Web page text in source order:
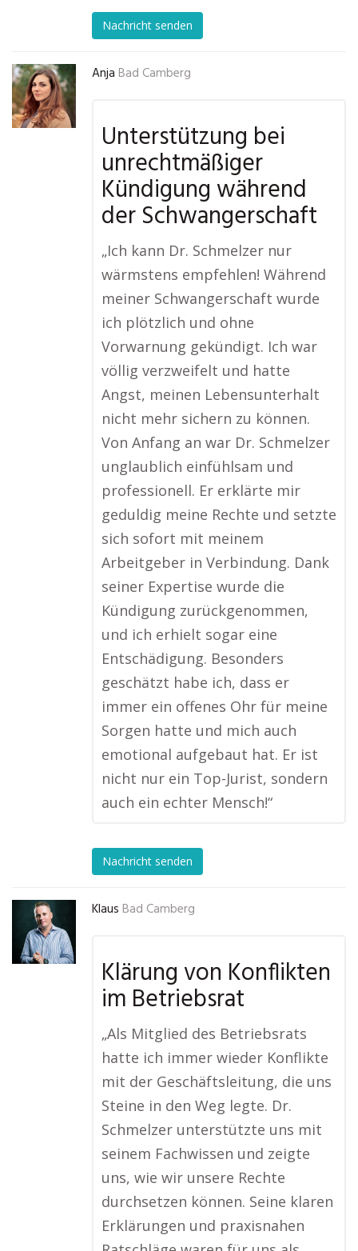
Nachricht senden
Anja Bad Camberg
Unterstützung bei
unrechtmäßiger
Kündigung während
der Schwangerschaft
„Ich kann Dr. Schmelzer nur
wärmstens empfehlen! Während
meiner Schwangerschaft wurde
ich plötzlich und ohne
Vorwarnung gekündigt. Ich war
völlig verzweifelt und hatte
Angst, meinen Lebensunterhalt
nicht mehr sichern zu können.
Von Anfang an war Dr. Schmelzer
unglaublich einfühlsam und
professionell. Er erklärte mir
geduldig meine Rechte und setzte
sich sofort mit meinem
Arbeitgeber in Verbindung. Dank
seiner Expertise wurde die
Kündigung zurückgenommen,
und ich erhielt sogar eine
Entschädigung. Besonders
geschätzt habe ich, dass er
immer ein offenes Ohr für meine
Sorgen hatte und mich auch
emotional aufgebaut hat. Er ist
nicht nur ein Top-Jurist, sondern
auch ein echter Mensch!“
Nachricht senden
Klaus Bad Camberg
Klärung von Konflikten
im Betriebsrat
„Als Mitglied des Betriebsrats
hatte ich immer wieder Konflikte
mit der Geschäftsleitung, die uns
Steine in den Weg legte. Dr.
Schmelzer unterstützte uns mit
seinem Fachwissen und zeigte
uns, wie wir unsere Rechte
durchsetzen können. Seine klaren
Erklärungen und praxisnahen